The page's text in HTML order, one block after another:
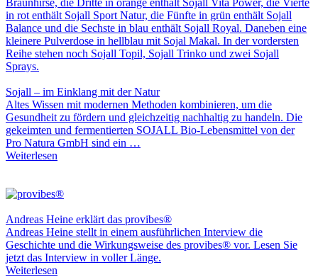
Sojall – im Einklang mit der Natur
Altes Wissen mit modernen Methoden kombinieren, um die
Gesundheit zu fördern und gleichzeitig nachhaltig zu handeln. Die
gekeimten und fermentierten SOJALL Bio-Lebensmittel von der
Pro Natura GmbH sind ein …
Weiterlesen
Andreas Heine erklärt das provibes®
Andreas Heine stellt in einem ausführlichen Interview die
Geschichte und die Wirkungsweise des provibes® vor. Lesen Sie
jetzt das Interview in voller Länge.
Weiterlesen